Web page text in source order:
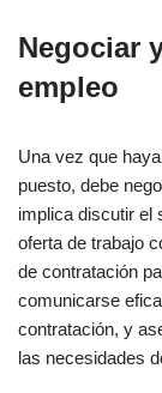
Negociar
empleo
Una vez que
puesto, debe
implica discutir el
oferta de trabajo
de contratación
comunicarse
contratación, y
las necesidades